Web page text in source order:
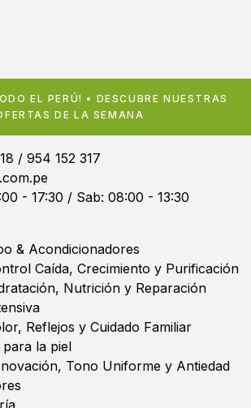
EL PERÚ! • DESCUBRE NUESTRAS
DE LA SEMANA
/ 954 152 317
- 17:30 / Sab: 08:00 - 13:30
& Acondicionadores
Caída, Crecimiento y Purificación
Nutrición y Reparación
Reflejos y Cuidado Familiar
para la piel
Tono Uniforme y Antiedad